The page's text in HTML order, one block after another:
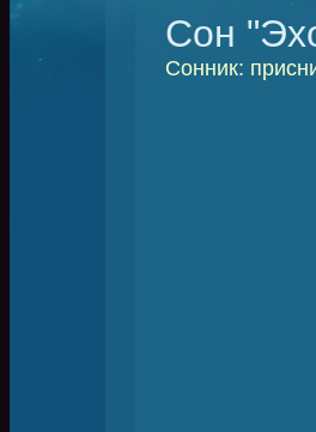
Сон
Сонник: